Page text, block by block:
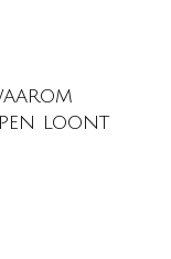
loont